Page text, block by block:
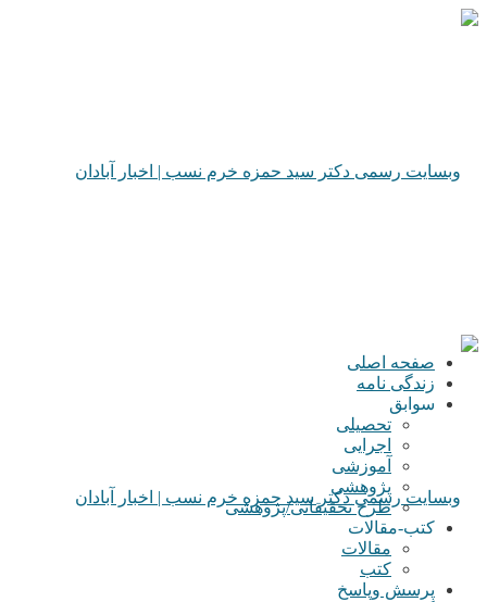
صفحه اصلی
زندگی نامه
سوابق
تحصیلی
اجرایی
آموزشی
پژوهشی
طرح تحقیقاتی/پژوهشی
کتب-مقالات
مقالات
کتب
پرسش وپاسخ